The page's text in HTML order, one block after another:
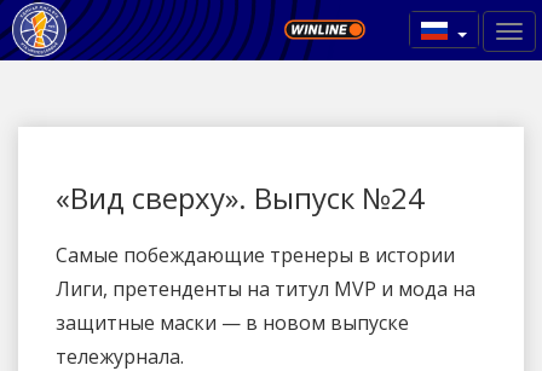
«Вид сверху». Выпуск №24
Самые побеждающие тренеры в истории
Лиги, претенденты на титул MVP и мода на
защитные маски — в новом выпуске
тележурнала.